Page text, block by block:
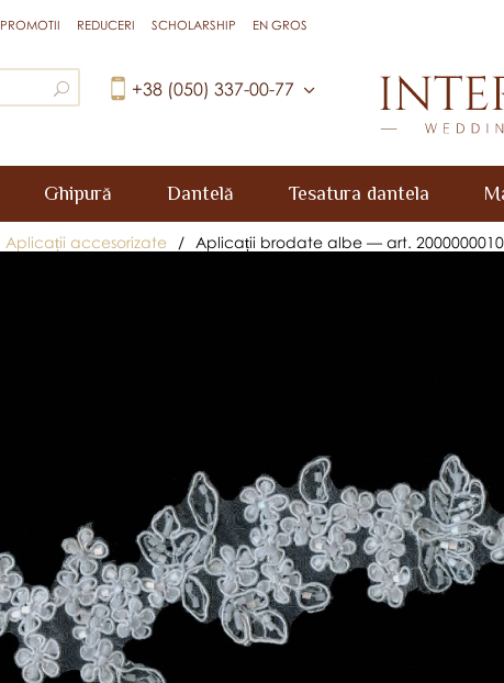
PROMOTII REDUCERI SCHOLARSHIP EN GROS
+38 (050) 337-00-77
Ghipură Dantelă Tesatura dantela
Aplicații accesorizate / Aplicații brodate albe — art.